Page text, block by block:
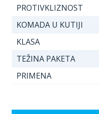
PROTIVKLIZNOST
KOMADA U KUTIJI
KLASA
TEŽINA PAKETA
PRIMENA